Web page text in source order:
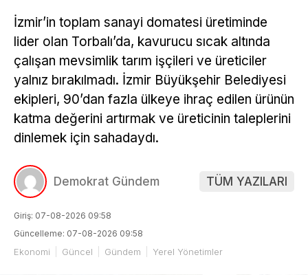
İzmir’in toplam sanayi domatesi üretiminde
lider olan Torbalı’da, kavurucu sıcak altında
çalışan mevsimlik tarım işçileri ve üreticiler
yalnız bırakılmadı. İzmir Büyükşehir Belediyesi
ekipleri, 90’dan fazla ülkeye ihraç edilen ürünün
katma değerini artırmak ve üreticinin taleplerini
dinlemek için sahadaydı.
Demokrat Gündem TÜM YAZILARI
Giriş: 07-08-2026 09:58
Güncelleme: 07-08-2026 09:58
Ekonomi Güncel Gündem Yerel Yönetimler